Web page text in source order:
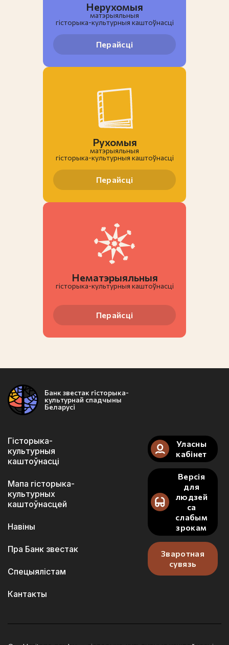
Нерухомыя
матэрыяльныя
гiсторыка-культурныя каштоўнасці
Перайсці
Рухомыя
матэрыяльныя
гiсторыка-культурныя каштоўнасці
Перайсці
Нематэрыяльныя
гiсторыка-культурныя каштоўнасці
Перайсці
Банк звестак гісторыка-
культурнай спадчыны
Беларусі
Гісторыка-
культурныя
каштоўнасці
Мапа гісторыка-
культурных
каштоўнасцей
Навіны
Пра Банк звестак
Спецыялістам
Кантакты
Уласны
кабінет
Версія
для
людзей
са
слабым
зрокам
Зваротная
сувязь